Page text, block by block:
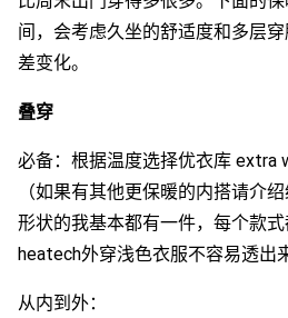
间，会考虑久坐的舒适度和多层
差变化。
叠穿
必备：根据温度选择优衣库 extra
（如果有其他更保暖的内搭请介
形状的我基本都有一件，每个款
heatech外穿浅色衣服不容易透出
从内到外：